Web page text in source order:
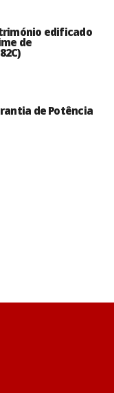
edificado
de
de Potência